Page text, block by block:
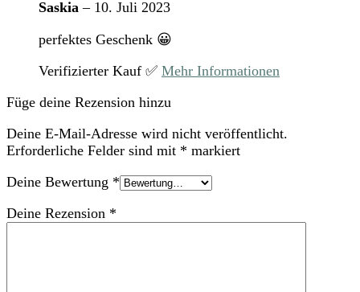
Saskia– 10. Juli 2023
perfektes Geschenk 😀
Verifizierter Kauf ✅ Mehr Informationen
Füge deine Rezension hinzu
Deine E-Mail-Adresse wird nicht veröffentlicht.
Erforderliche Felder sind mit * markiert
Deine Bewertung *
Deine Rezension *